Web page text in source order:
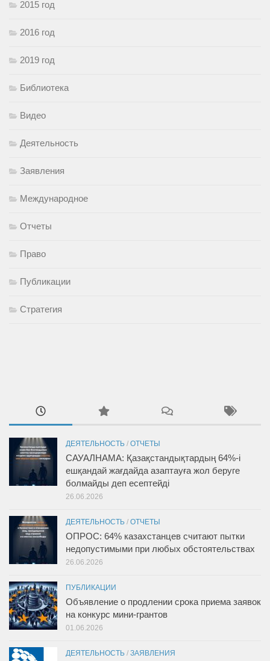
2015 год
2016 год
2019 год
Библиотека
Видео
Деятельность
Заявления
Международное
Отчеты
Право
Публикации
Стратегия
ДЕЯТЕЛЬНОСТЬ / ОТЧЕТЫ
САУАЛНАМА: Қазақстандықтардың 64%-і
ешқандай жағдайда азаптауға жол беруге
болмайды деп есептейді
26.06.2026
ДЕЯТЕЛЬНОСТЬ / ОТЧЕТЫ
ОПРОС: 64% казахстанцев считают пытки
недопустимыми при любых обстоятельствах
26.06.2026
ПУБЛИКАЦИИ
Объявление о продлении срока приема заявок
на конкурс мини-грантов
01.06.2026
ДЕЯТЕЛЬНОСТЬ / ЗАЯВЛЕНИЯ